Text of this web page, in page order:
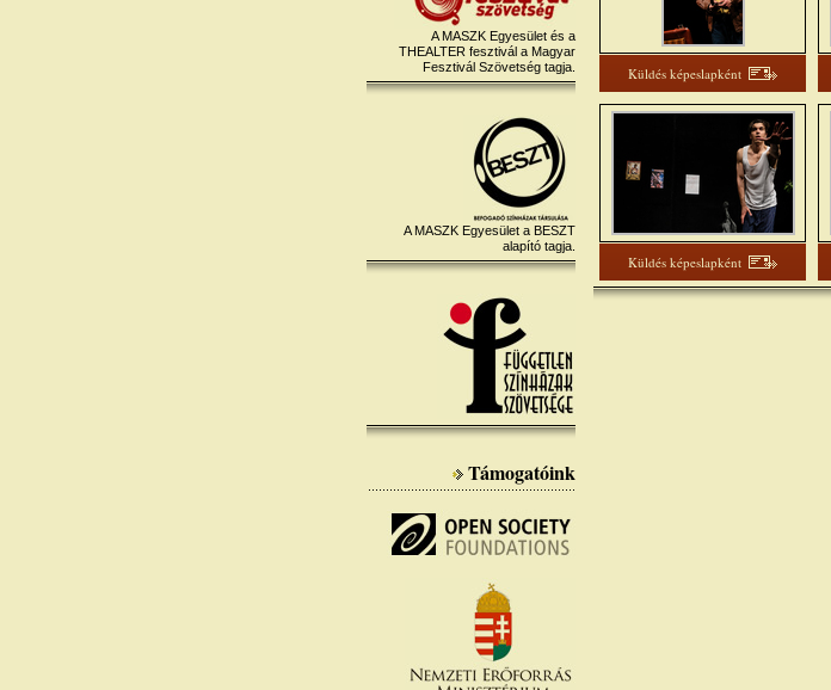
A MASZK Egyesület és a
THEALTER fesztivál a Magyar
Fesztivál Szövetség tagja.
A MASZK Egyesület a BESZT
alapító tagja.
Támogatóink
Küldés képeslapként
Küldés képeslapként